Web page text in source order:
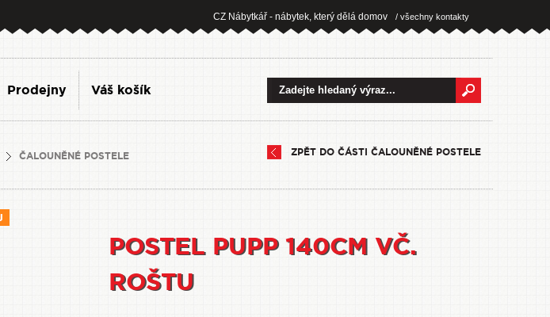
/ všechny kontakty
CZ Nábytkář - nábytek, který dělá domov
Prodejny Váš košík
ČALOUNĚNÉ POSTELE ZPĚT DO ČÁSTI ČALOUNĚNÉ POSTELE
POSTEL PUPP 140CM VČ.
ROŠTU